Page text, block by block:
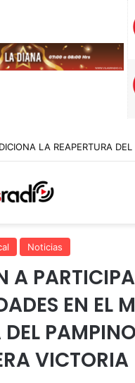
Noticias
A
EN EL
DEL
VICTORIA